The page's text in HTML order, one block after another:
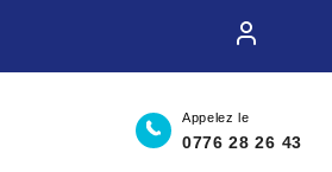
Appelez le
0776 28 26 43